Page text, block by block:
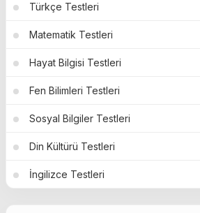
Türkçe Testleri
Matematik Testleri
Hayat Bilgisi Testleri
Fen Bilimleri Testleri
Sosyal Bilgiler Testleri
Din Kültürü Testleri
İngilizce Testleri